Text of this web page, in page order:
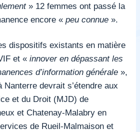
» 12 femmes ont passé la
encore « peu connue ».
dispositifs existants en matière
et « innover en dépassant les
d’information générale »,
Nanterre devrait s’étendre aux
et du Droit (MJD) de
et Chatenay-Malabry en
de Rueil-Malmaison et